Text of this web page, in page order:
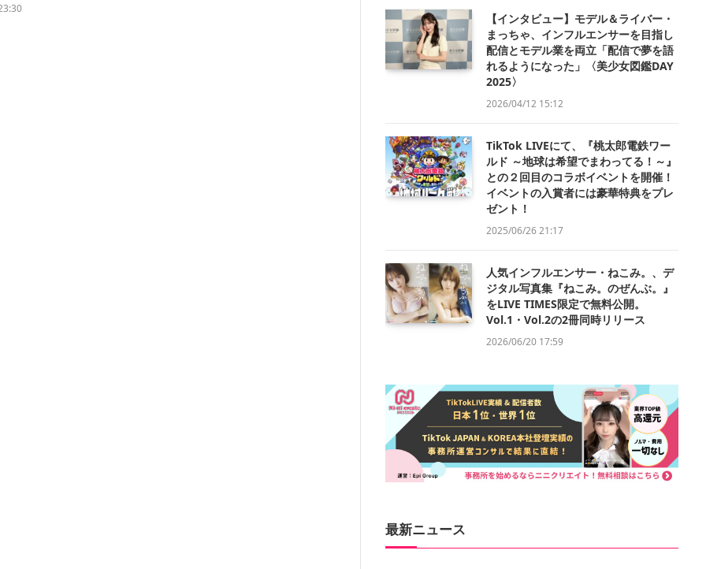
【インタビュー】モデル＆ライバー・
まっちゃ、インフルエンサーを目指し
配信とモデル業を両立「配信で夢を語
れるようになった」〈美少女図鑑DAY
2025〉
2026/04/12 15:12
TikTok LIVEにて、『桃太郎電鉄ワー
ルド ～地球は希望でまわってる！～』
との２回目のコラボイベントを開催！
イベントの入賞者には豪華特典をプレ
ゼント！
2025/06/26 21:17
人気インフルエンサー・ねこみ。、デ
ジタル写真集『ねこみ。のぜんぶ。』
をLIVE TIMES限定で無料公開。
Vol.1・Vol.2の2冊同時リリース
2026/06/20 17:59
最新ニュース